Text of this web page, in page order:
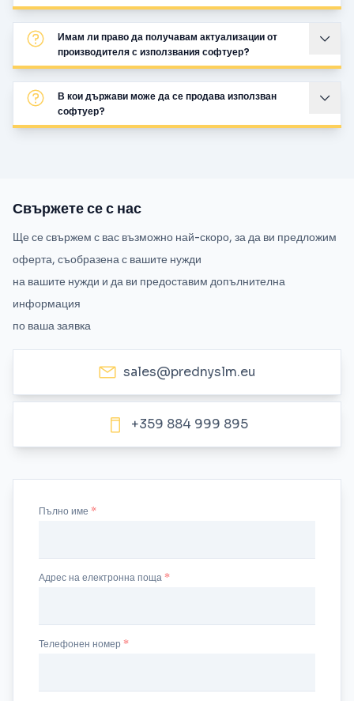
Имам ли право да получавам актуализации от
производителя с използвания софтуер?
В кои държави може да се продава използван
софтуер?
Свържете се с нас
Ще се свържем с вас възможно най-скоро, за да ви предложим
оферта, съобразена с вашите нужди
на вашите нужди и да ви предоставим допълнителна
информация
по ваша заявка
sales@prednyslm.eu
+359 884 999 895
Пълно име
Адрес на електронна поща
Телефонен номер